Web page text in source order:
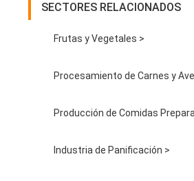
SECTORES RELACIONADOS
Frutas y Vegetales >
Procesamiento de Carnes y
Producción de Comidas
Industria de Panificación >